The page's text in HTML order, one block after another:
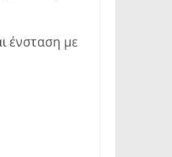
ένσταση με